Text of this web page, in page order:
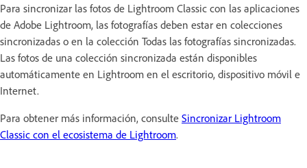
Para sincronizar las fotos de Lightroom Classic con las aplicaciones
de Adobe Lightroom, las fotografías deben estar en colecciones
sincronizadas o en la colección Todas las fotografías sincronizadas.
Las fotos de una colección sincronizada están disponibles
automáticamente en Lightroom en el escritorio, dispositivo móvil e
Internet.
Para obtener más información, consulte Sincronizar Lightroom
Classic con el ecosistema de Lightroom.